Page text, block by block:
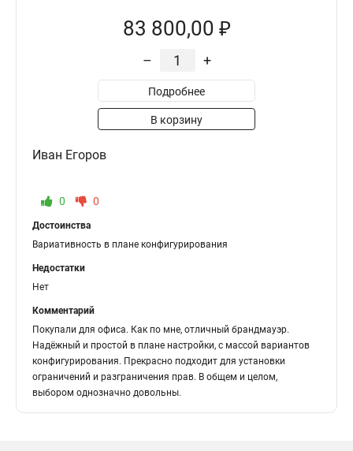
83 800,00 ₽
– +
Подробнее
В корзину
Иван Егоров
0 0
Достоинства
Вариативность в плане конфигурирования
Недостатки
Нет
Комментарий
Покупали для офиса. Как по мне, отличный брандмауэр.
Надёжный и простой в плане настройки, с массой вариантов
конфигурирования. Прекрасно подходит для установки
ограничений и разграничения прав. В общем и целом,
выбором однозначно довольны.